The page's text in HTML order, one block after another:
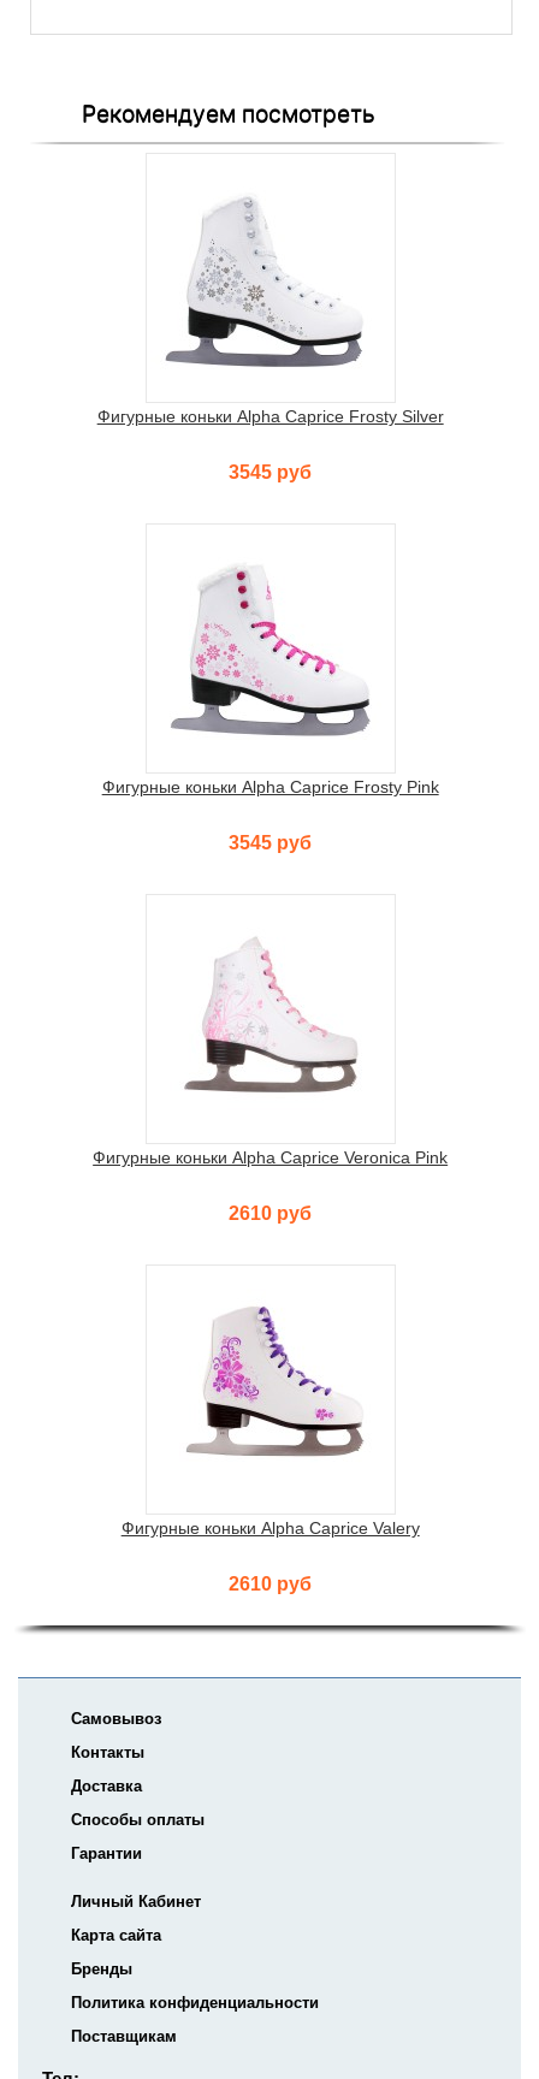
Рекомендуем посмотреть
Фигурные коньки Alpha Caprice Frosty Silver
3545 руб
Фигурные коньки Alpha Caprice Frosty Pink
3545 руб
Фигурные коньки Alpha Caprice Veronica Pink
2610 руб
Фигурные коньки Alpha Caprice Valery
2610 руб
Самовывоз
Контакты
Доставка
Способы оплаты
Гарантии
Личный Кабинет
Карта сайта
Бренды
Политика конфиденциальности
Поставщикам